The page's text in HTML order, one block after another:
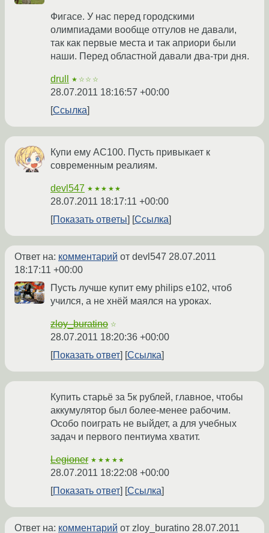
Фигасе. У нас перед городскими
олимпиадами вообще отгулов не давали,
так как первые места и так априори были
наши. Перед областной давали два-три дня.
drull ★☆☆☆
28.07.2011 18:16:57 +00:00
Ссылка
Купи ему AC100. Пусть привыкает к
современным реалиям.
devl547 ★★★★★
28.07.2011 18:17:11 +00:00
Показать ответы
Ссылка
Ответ на: комментарий от devl547 28.07.2011
18:17:11 +00:00
Пусть лучше купит ему philips e102, чтоб
учился, а не хнёй маялся на уроках.
zloy_buratino ☆
28.07.2011 18:20:36 +00:00
Показать ответ
Ссылка
Купить старьё за 5к рублей, главное, чтобы
аккумулятор был более-менее рабочим.
Особо поиграть не выйдет, а для учебных
задач и первого пентиума хватит.
Legioner ★★★★★
28.07.2011 18:22:08 +00:00
Показать ответ
Ссылка
Ответ на: комментарий от zloy_buratino 28.07.2011